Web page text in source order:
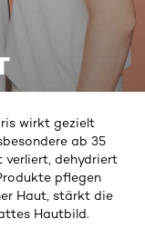
wirkt gezielt
ab 35
verliert, dehydriert
pflegen
Haut, stärkt die
Hautbild.